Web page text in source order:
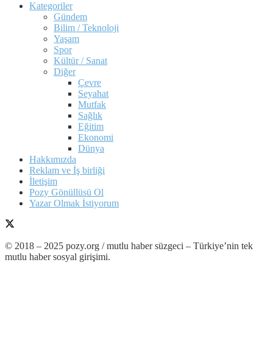
Kategoriler
Gündem
Bilim / Teknoloji
Yaşam
Spor
Kültür / Sanat
Diğer
Çevre
Seyahat
Mutfak
Sağlık
Eğitim
Ekonomi
Dünya
Hakkımızda
Reklam ve İş birliği
İletişim
Pozy Gönüllüsü Ol
Yazar Olmak İstiyorum
© 2018 – 2025 pozy.org / mutlu haber süzgeci – Türkiye’nin tek
mutlu haber sosyal girişimi.